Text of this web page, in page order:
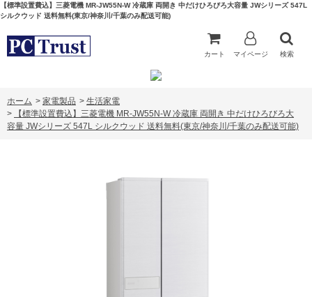
【標準設置費込】三菱電機 MR-JW55N-W 冷蔵庫 両開き 中だけひろびろ大容量 JWシリーズ 547L
シルクウッド 送料無料(東京/神奈川/千葉のみ配送可能)
カート マイページ 検索
ホーム > 家電製品 > 生活家電
>
【標準設置費込】三菱電機 MR-JW55N-W 冷蔵庫 両開き 中だけひろびろ大
容量 JWシリーズ 547L シルクウッド 送料無料(東京/神奈川/千葉のみ配送可能)